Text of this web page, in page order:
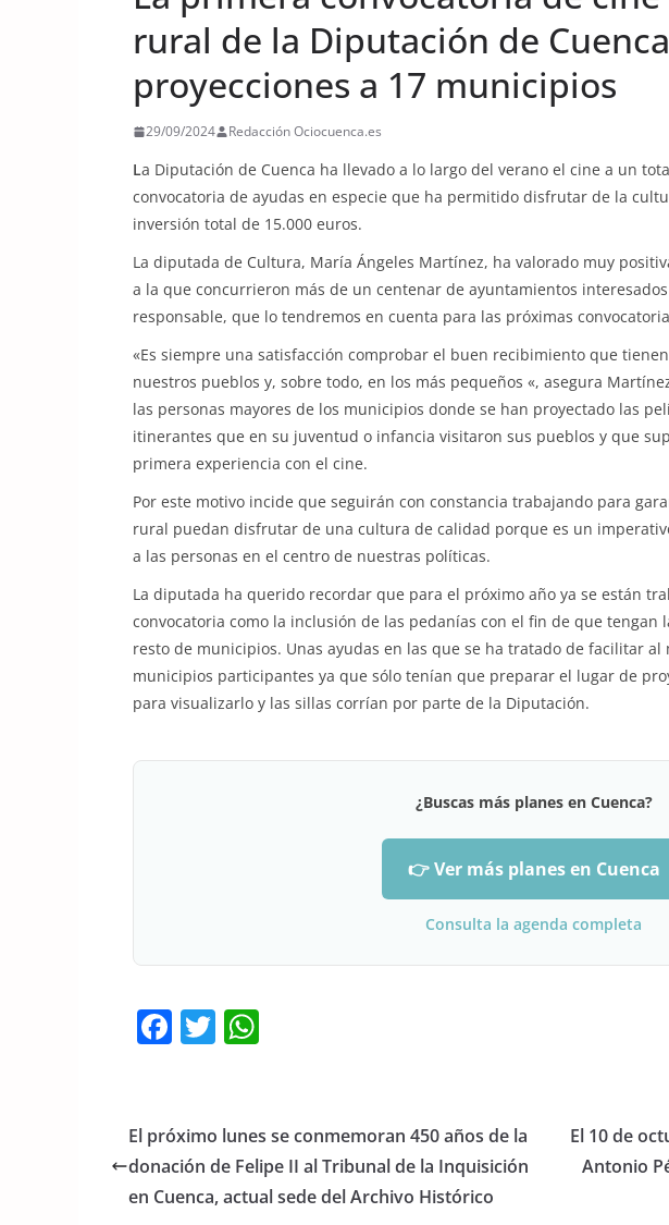
rural de la Diputación de
proyecciones a 17 municipios
29/09/2024 Redacción Ociocuenca.es
La Diputación de Cuenca ha llevado a lo largo del verano el cine a un
convocatoria de ayudas en especie que ha permitido disfrutar de la
inversión total de 15.000 euros.
La diputada de Cultura, María Ángeles Martínez, ha valorado muy
a la que concurrieron más de un centenar de ayuntamientos
responsable, que lo tendremos en cuenta para las próximas
«Es siempre una satisfacción comprobar el buen recibimiento que
nuestros pueblos y, sobre todo, en los más pequeños «, asegura
las personas mayores de los municipios donde se han proyectado las
itinerantes que en su juventud o infancia visitaron sus pueblos y que
primera experiencia con el cine.
Por este motivo incide que seguirán con constancia trabajando para
rural puedan disfrutar de una cultura de calidad porque es un
a las personas en el centro de nuestras políticas.
La diputada ha querido recordar que para el próximo año ya se están
convocatoria como la inclusión de las pedanías con el fin de que tengan
resto de municipios. Unas ayudas en las que se ha tratado de facilitar al
municipios participantes ya que sólo tenían que preparar el lugar de
para visualizarlo y las sillas corrían por parte de la Diputación.
¿Buscas más planes en Cuenca?
👉 Ver más planes en Cuenca
Consulta la agenda completa
F
e
b
o
T
er s
A
p
El próximo lunes se conmemoran 450 años de la
donación de Felipe II al Tribunal de la Inquisición
en Cuenca, actual sede del Archivo Histórico
El 10 de
Antonio